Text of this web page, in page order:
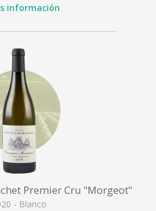
información
Premier Cru "Morgeot"
- Blanco